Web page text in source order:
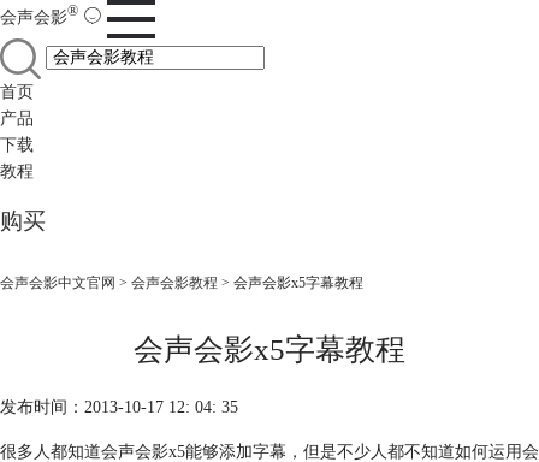
会声会影®
首页
产品
下载
教程
购买
会声会影中文官网 > 会声会影教程 > 会声会影x5字幕教程
会声会影x5字幕教程
发布时间：2013-10-17 12: 04: 35
很多人都知道会声会影x5能够添加字幕，但是不少人都不知道如何运用会